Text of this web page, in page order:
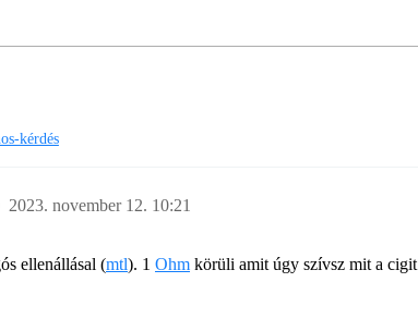
kérdés
2023. november 12. 10:21
ellenállásal (mtl). 1 Ohm körüli amit úgy szívsz mit a cigit